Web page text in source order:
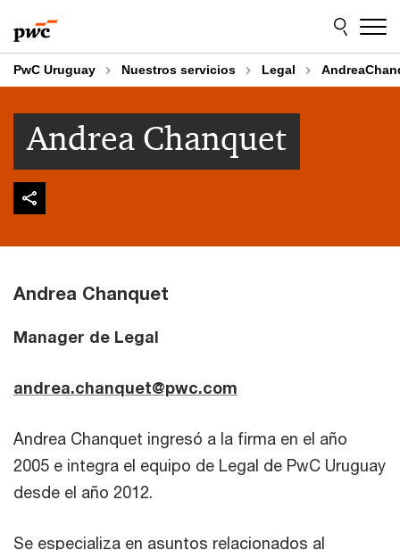
to
content
to
footer
PwC Uruguay Nuestros servicios Legal
Andrea Chanquet
Andrea Chanquet
Manager de Legal
andrea.chanquet@pwc.com
Andrea Chanquet ingresó a la firma en el año
2005 e integra el equipo de Legal de PwC Uruguay
desde el año 2012.
Se especializa en asuntos relacionados al